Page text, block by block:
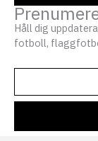
Håll dig
fotboll,